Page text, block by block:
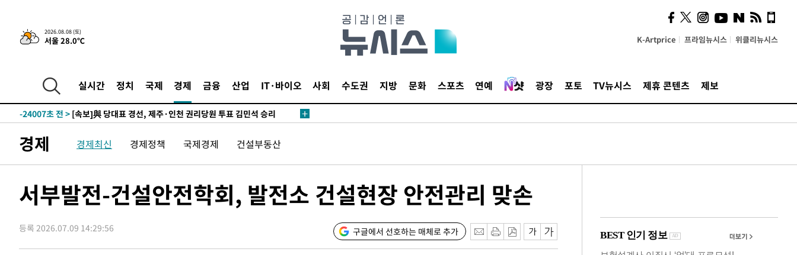
2026.08.08 (토)
서울 28.0℃ K-Artprice 프라임뉴시스 위클리뉴시스
실시간 정치 국제 경제 금융 산업 IT·바이오 사회 수도권 지방 문화 스포츠 연예 광장 포토 TV뉴시스 제휴 콘텐츠 제보
-25303초 전 >[속보]與최고위원 제주·인천 순회경선…박선원·최민희·서미화·
한민수·김용 순
-25256초 전 >[속보]김민석, 與 전대 당원투표 누적 득표율 45.42%로 1위… 정
42.08%·宋 10.17%
-24072초 전 >
이강인 "아틀레티코 이적 기뻐…등번호 7번 의미보단 팀 위해 뛸
-24007초 전 >
-17781초 전 > 낮 최고 35도 '무더위'…동해안 시간당 30㎜ '강한 비'[내일날씨]
틀레티코 이적"
-16833초 전 >
수도권 40도 육박 '펄펄'…동해안 일부 지역엔 호의주의보
-15802초 전 >온열질환 사망자 3명 늘어…누적 환자 3000명 돌파
-5854초 전 >백운산서 80년근 천종산삼 9뿌리 발견…감정가 1.3억원
-1098초 전 >남자 농구, 나고야 아시안게임서 '홈팀' 일본과 한일전
-474초 전 >여수 오동도 해상서 모터보트 전복…1명 사망·1명 실종
경제 경제최신 경제정책 국제경제 건설부동산
서부발전-건설안전학회, 발전소 건설현장 안전관리 맞손
등록 2026.07.09 14:29:56 구글에서 선호하는 매체로 추가
사이 해답 찾았죠"…알을
깨고 나온 '초자아'